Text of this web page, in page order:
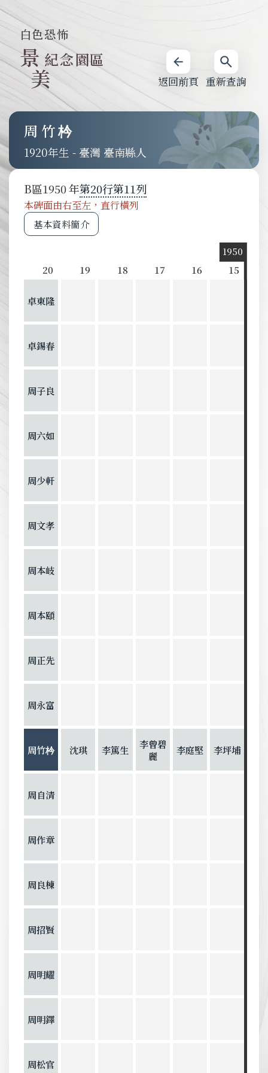
重新查詢
返回前頁
白色恐怖
景
美
紀念園區
周竹枔
1920 - 臺灣 臺南縣人
B區1950 第20行第11列
本碑面由右至左，直行橫列
基本資料簡介
1950
15
16
17
18
19
20
李坪埔
李庭堅
李曾碧
麗
李篤生
沈琪
卓東隆
卓錫春
周子良
周六如
周少軒
周文孝
周本岐
周本頤
周正先
周永富
周竹枔
周自清
周作章
周良棟
周招賢
周明耀
周明鐸
周松官